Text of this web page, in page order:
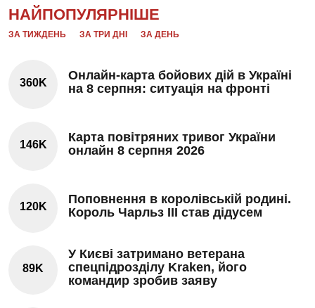
НАЙПОПУЛЯРНІШЕ
ЗА ТИЖДЕНЬ ЗА ТРИ ДНІ ЗА ДЕНЬ
360K
Онлайн-карта бойових дій в Україні
на 8 серпня: ситуація на фронті
146K
Карта повітряних тривог України
онлайн 8 серпня 2026
120K
Поповнення в королівській родині.
Король Чарльз III став дідусем
89K
У Києві затримано ветерана
спецпідрозділу Kraken, його
командир зробив заяву